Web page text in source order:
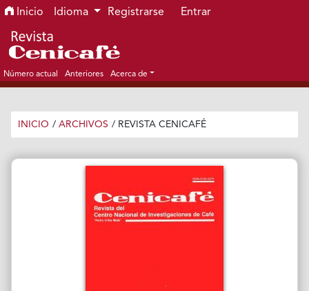
Ir al menú de navegación principal
Ir al contenido principal
Ir al pie de página del sitio
Inicio Idioma Registrarse Entrar
Número actual Anteriores Acerca de
INICIO / ARCHIVOS / REVISTA CENICAFÉ